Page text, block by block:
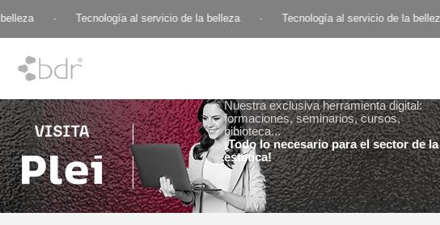
Tecnología al servicio de la belleza Tecnología al servicio de la belleza
Nuestra exclusiva herramienta digital:
formaciones, seminarios, cursos,
bibioteca...
¡Todo lo necesario para el sector de la
estética!